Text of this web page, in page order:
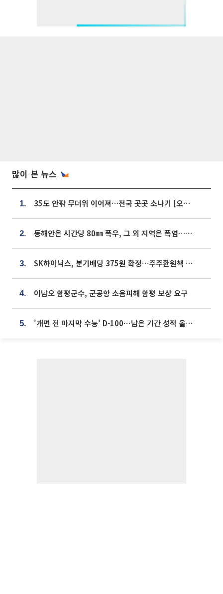
많이 본 뉴스
1. 35도 안팎 무더위 이어져…전국 곳곳 소나기 [오늘 날씨]
2. 동해안은 시간당 80㎜ 폭우, 그 외 지역은 폭염…‘극과 극 날씨’
3. SK하이닉스, 분기배당 375원 확정…주주환원책 9월로 앞당겨 발표
4. 이남오 함평군수, 군공항 소음피해 함평 보상 요구
5. '개편 전 마지막 수능' D-100⋯남은 기간 성적 올릴 전략은